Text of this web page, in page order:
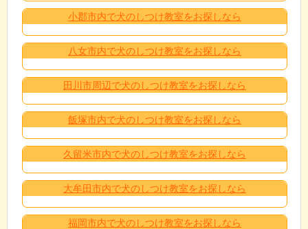
小郡市内で犬のしつけ教室をお探しなら
八女市内で犬のしつけ教室をお探しなら
田川市周辺で犬のしつけ教室をお探しなら
飯塚市内で犬のしつけ教室をお探しなら
久留米市内で犬のしつけ教室をお探しなら
大牟田市内で犬のしつけ教室をお探しなら
福岡市内で犬のしつけ教室をお探しなら